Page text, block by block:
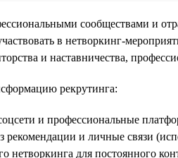
сообществами и
в нетворкинг-
и наставничества,
рекрутинга:
и профессиональные
рекомендации и личные связи
нетворкинга для постоянного